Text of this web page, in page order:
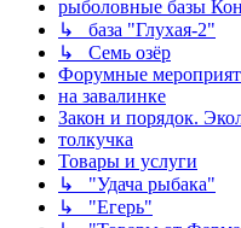
рыболовные базы
↳ база "Глухая-2"
↳ Семь озёр
Форумные
на завалинке
Закон и порядок.
толкучка
Товары и услуги
↳ "Удача рыбака"
↳ "Егерь"